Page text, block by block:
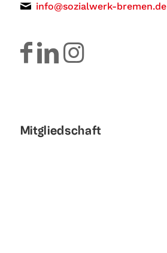
info@sozialwerk-bremen.de
Mitgliedschaft